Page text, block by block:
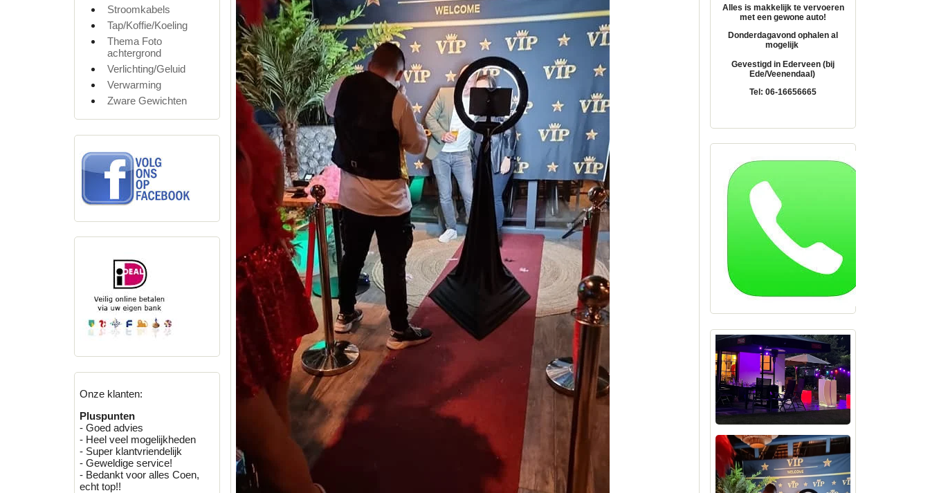
Stroomkabels
Tap/Koffie/Koeling
Thema Foto
achtergrond
Verlichting/Geluid
Verwarming
Zware Gewichten
Onze klanten:
Pluspunten
- Goed advies
- Heel veel mogelijkheden
- Super klantvriendelijk
- Geweldige service!
- Bedankt voor alles Coen,
echt top!!
Alles is makkelijk te vervoeren
met een gewone auto!
Donderdagavond ophalen al
mogelijk
Gevestigd in Ederveen (bij
Ede/Veenendaal)
Tel: 06-16656665